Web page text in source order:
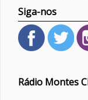
Siga-nos
Rádio Montes